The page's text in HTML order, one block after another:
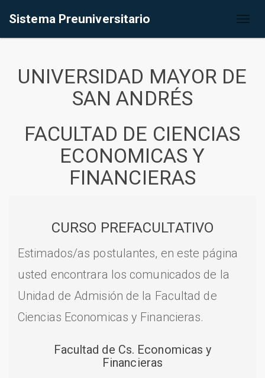
Sistema Preuniversitario
UNIVERSIDAD MAYOR DE
SAN ANDRÉS
FACULTAD DE CIENCIAS
ECONOMICAS Y
FINANCIERAS
CURSO PREFACULTATIVO
Estimados/as postulantes, en este página
usted encontrara los comunicados de la
Unidad de Admisión de la Facultad de
Ciencias Economicas y Financieras.
Facultad de Cs. Economicas y
Financieras